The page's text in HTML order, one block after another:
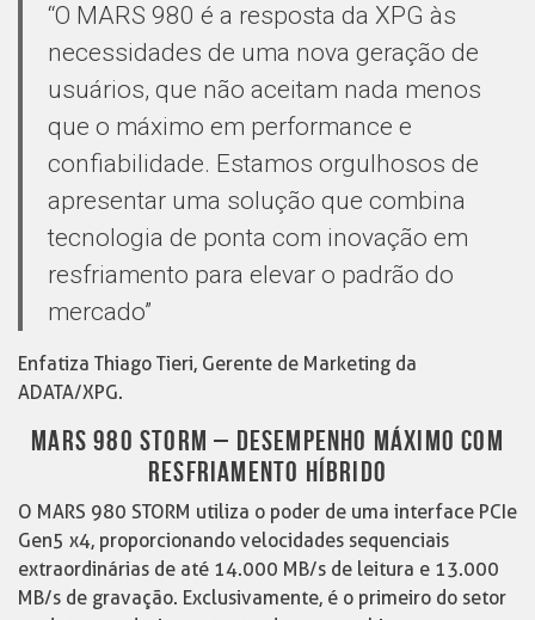
“O MARS 980 é a resposta da XPG às
necessidades de uma nova geração de
usuários, que não aceitam nada menos
que o máximo em performance e
confiabilidade. Estamos orgulhosos de
apresentar uma solução que combina
tecnologia de ponta com inovação em
resfriamento para elevar o padrão do
mercado”
Enfatiza Thiago Tieri, Gerente de Marketing da
ADATA/XPG.
MARS 980 STORM – DESEMPENHO MÁXIMO COM
RESFRIAMENTO HÍBRIDO
O MARS 980 STORM utiliza o poder de uma interface PCIe
Gen5 x4, proporcionando velocidades sequenciais
extraordinárias de até 14.000 MB/s de leitura e 13.000
MB/s de gravação. Exclusivamente, é o primeiro do setor